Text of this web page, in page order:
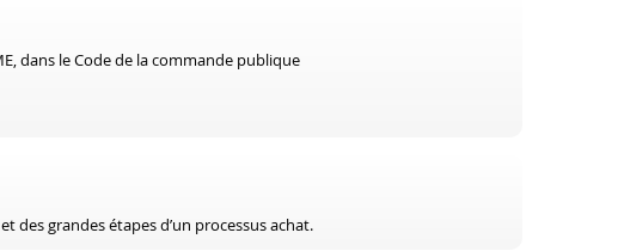
dans le Code de la commande publique
des grandes étapes d’un processus achat.